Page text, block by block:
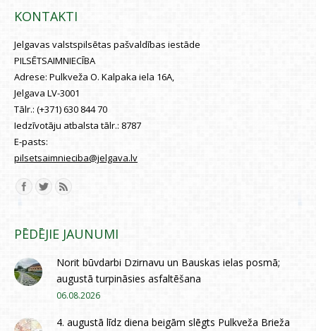
KONTAKTI
Jelgavas valstspilsētas pašvaldības iestāde
PILSĒTSAIMNIECĪBA
Adrese: Pulkveža O. Kalpaka iela 16A,
Jelgava LV-3001
Tālr.: (+371) 630 844 70
Iedzīvotāju atbalsta tālr.: 8787
E-pasts:
pilsetsaimnieciba@jelgava.lv
Find us on:
PĒDĒJIE JAUNUMI
Norit būvdarbi Dzirnavu un Bauskas ielas posmā;
augustā turpināsies asfaltēšana
06.08.2026
4. augustā līdz diena beigām slēgts Pulkveža Brieža